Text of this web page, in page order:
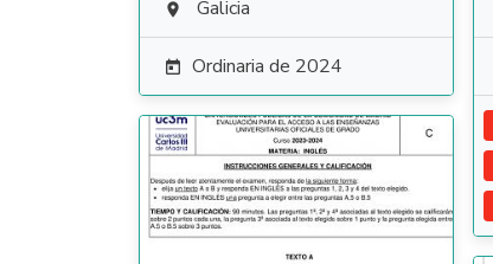
 Galicia
 Ordinaria de 2024